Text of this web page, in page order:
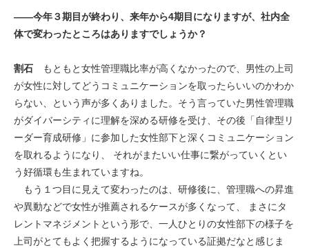
――今年３期目が終わり、来年から4期目になりますが、社内全
体で変わったところはありますでしょうか？
割石 もともと女性管理職比率が高くなかったので、男性の上司
が女性に対してどうコミュニケーションを取ったらいいのかわか
らない、という声が多くありました。そう言っていた男性管理職
がダイバーシティに理解を深める研修を受け、その後「自律型リ
ーダー育成研修」に参加した女性部下と深くコミュニケーション
を取れるようになり、 それがまたいい仕事に繋がっていくとい
う好循環も生まれていますね。
もう１つ目に見えて変わったのは、研修後に、管理職への昇進
や異動などで女性が推薦されるケースが多くなって、 まさにタ
レントマネジメントという形で、一人ひとりの女性部下の様子を
上司がとてもよく把握するようになっている証拠だなと感じま